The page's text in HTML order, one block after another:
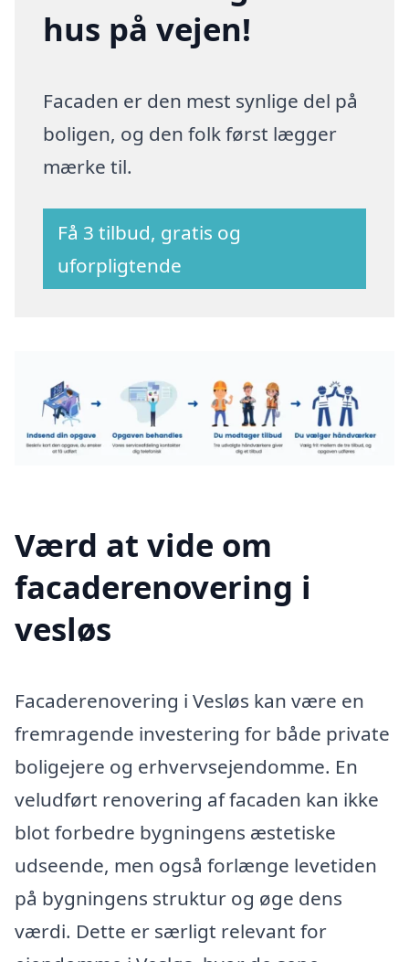
hus på vejen!
Facaden er den mest synlige del på
boligen, og den folk først lægger
mærke til.
Få 3 tilbud, gratis og
uforpligtende
Værd at vide om
facaderenovering i
vesløs
Facaderenovering i Vesløs kan være en
fremragende investering for både private
boligejere og erhvervsejendomme. En
veludført renovering af facaden kan ikke
blot forbedre bygningens æstetiske
udseende, men også forlænge levetiden
på bygningens struktur og øge dens
værdi. Dette er særligt relevant for